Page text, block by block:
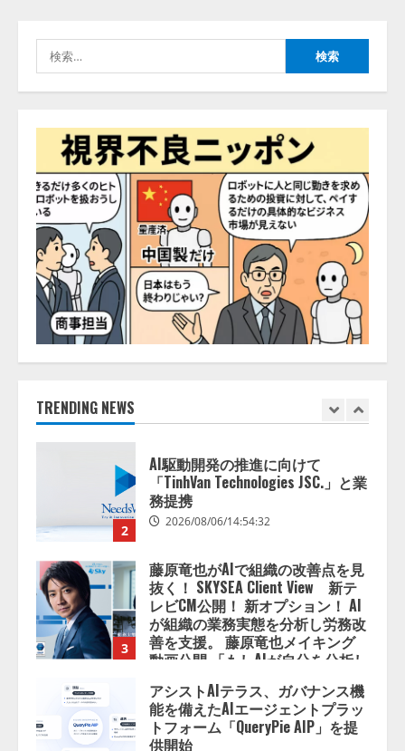
索:
TRENDING NEWS
供開始
5
務系70事務所×5つのAIで実態調査
を実施
2026/08/06/11:53:44
1
ナレッジワーク、AIエンジニア油
井 誠（@myui）が入社。「セール
スAIエージェントOS」「営業領域
の業界特化LLM」の開発とAI研究
開発をリード
2026/08/07/10:54:31
2
AI駆動開発の推進に向けて
「TinhVan Technologies JSC.」と業
3
抜く！ SKYSEA Client View 新テ
レビCM公開！ 新オプション！ AI
が組織の業務実態を分析し労務改
善を支援。 藤原竜也メイキング
たら、すぐ休めと言われる自信が
ある」「昨年の夏はカブトムシを
捕まえたり、虫と戦ったり…」
2026/08/06/14:54:31
4
アシストAIテラス、ガバナンス機
能を備えたAIエージェントプラッ
トフォーム「QueryPie AIP」を提
供開始
2026/08/06/11:53:44
レアラ、『AIはどの法律事務所を
推薦するのか』について 企業法
務系70事務所×5つのAIで実態調査
を実施